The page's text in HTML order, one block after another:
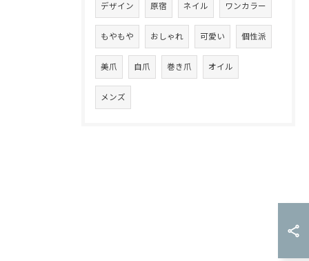
デザイン 原宿 ネイル ワンカラー
もやもや おしゃれ 可愛い 個性派
美爪 自爪 巻き爪 オイル
メンズ